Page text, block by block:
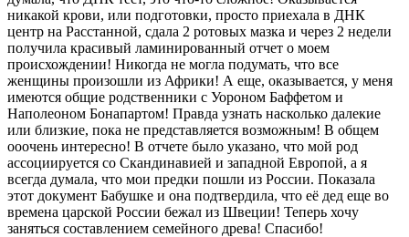
никакой крови, или подготовки, просто приехала в ДНК
центр на Расстанной, сдала 2 ротовых мазка и через 2 недели
получила красивый ламинированный отчет о моем
происхождении! Никогда не могла подумать, что все
женщины произошли из Африки! А еще, оказывается, у меня
имеются общие родственники с Уороном Баффетом и
Наполеоном Бонапартом! Правда узнать насколько далекие
или близкие, пока не представляется возможным! В общем
ооочень интересно! В отчете было указано, что мой род
ассоциируется со Скандинавией и западной Европой, а я
всегда думала, что мои предки пошли из России. Показала
этот документ Бабушке и она подтвердила, что её дед еще во
времена царской России бежал из Швеции! Теперь хочу
заняться составлением семейного древа! Спасибо!